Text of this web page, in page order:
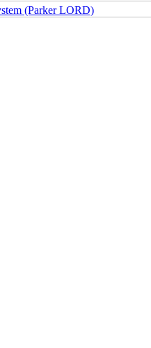
(Parker LORD)